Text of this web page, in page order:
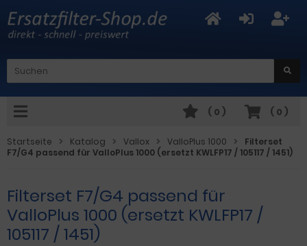
( 0 )
( 0 )
Startseite Katalog Vallox ValloPlus 1000
Filterset
F7/G4 passend für ValloPlus 1000 (ersetzt KWLFP17 / 105117 / 1451)
Filterset F7/G4 passend für
ValloPlus 1000 (ersetzt KWLFP17 /
105117 / 1451)